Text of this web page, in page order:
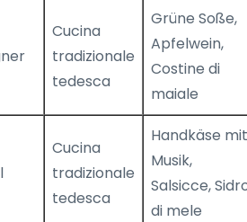
Cucina
tradizionale
tedesca
Grüne Soße,
Apfelwein,
Costine di
maiale
Cucina
tradizionale
tedesca
Handkäse mit
Musik,
Salsicce,
di mele